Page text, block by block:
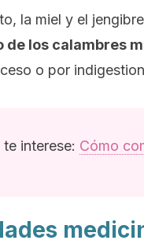
la miel y el
de los calambres
o por
interese: Cómo